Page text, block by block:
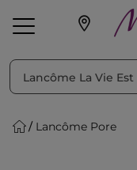
pleť Líčenie
Lancôme Pore
Triediť podľa